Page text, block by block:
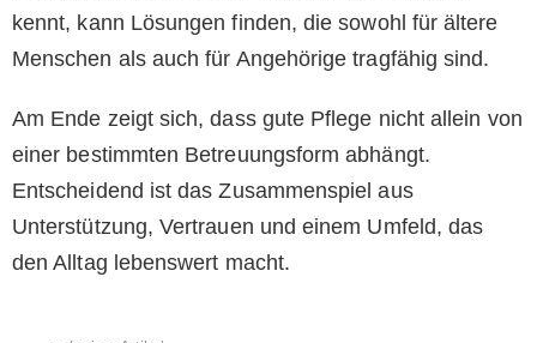
kennt, kann Lösungen finden, die sowohl für ältere
Menschen als auch für Angehörige tragfähig sind.
Am Ende zeigt sich, dass gute Pflege nicht allein von
einer bestimmten Betreuungsform abhängt.
Entscheidend ist das Zusammenspiel aus
Unterstützung, Vertrauen und einem Umfeld, das
den Alltag lebenswert macht.